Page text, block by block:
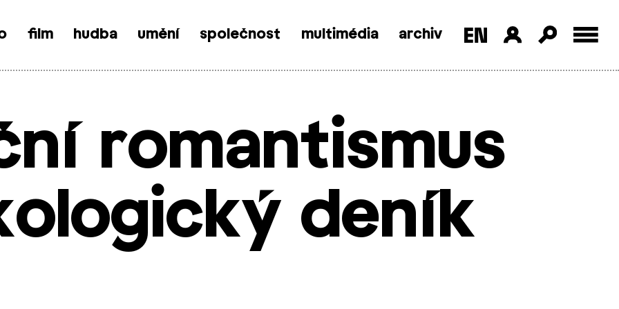
film hudba umění společnost multimédia archiv
romantismus
deník